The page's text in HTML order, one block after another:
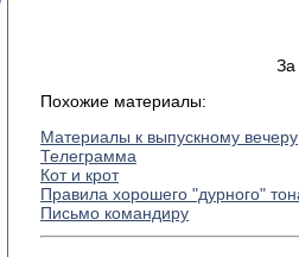
За
Похожие материалы:
Материалы к выпускному вечеру
Телеграмма
Кот и крот
Правила хорошего "дурного"
Письмо командиру